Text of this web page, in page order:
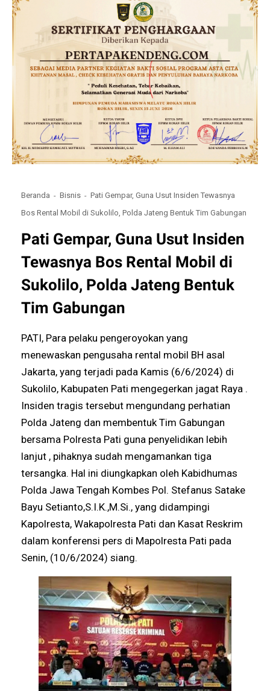
Beranda Bisnis
Pati Gempar, Guna Usut Insiden Tewasnya
Bos Rental Mobil di Sukolilo, Polda Jateng Bentuk Tim Gabungan
Pati Gempar, Guna Usut Insiden
Tewasnya Bos Rental Mobil di
Sukolilo, Polda Jateng Bentuk
Tim Gabungan
PATI, Para pelaku pengeroyokan yang
menewaskan pengusaha rental mobil BH asal
Jakarta, yang terjadi pada Kamis (6/6/2024) di
Sukolilo, Kabupaten Pati mengegerkan jagat Raya .
Insiden tragis tersebut mengundang perhatian
Polda Jateng dan membentuk Tim Gabungan
bersama Polresta Pati guna penyelidikan lebih
lanjut , pihaknya sudah mengamankan tiga
tersangka. Hal ini diungkapkan oleh Kabidhumas
Polda Jawa Tengah Kombes Pol. Stefanus Satake
Bayu Setianto,S.I.K.,M.Si., yang didampingi
Kapolresta, Wakapolresta Pati dan Kasat Reskrim
dalam konferensi pers di Mapolresta Pati pada
Senin, (10/6/2024) siang.